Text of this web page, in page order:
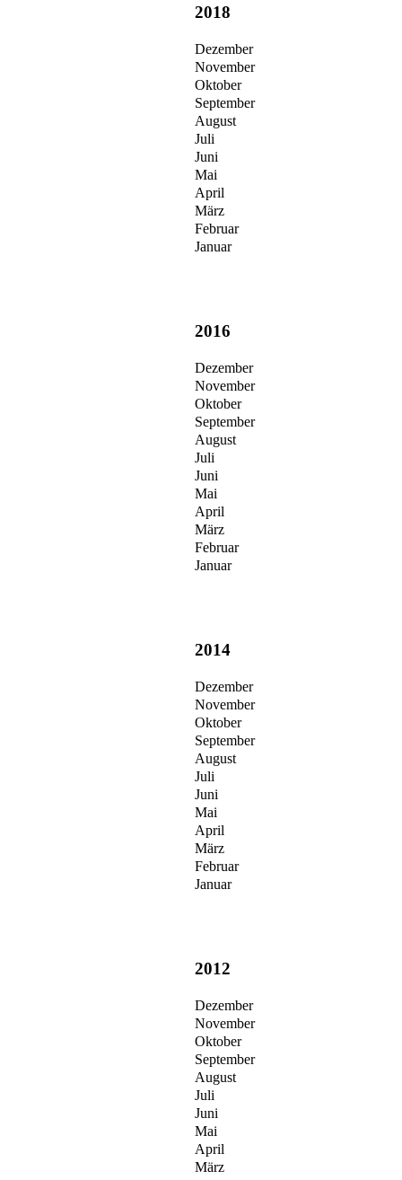
2018
Dezember
November
Oktober
September
August
Juli
Juni
Mai
April
März
Februar
Januar
2016
Dezember
November
Oktober
September
August
Juli
Juni
Mai
April
März
Februar
Januar
2014
Dezember
November
Oktober
September
August
Juli
Juni
Mai
April
März
Februar
Januar
2012
Dezember
November
Oktober
September
August
Juli
Juni
Mai
April
März